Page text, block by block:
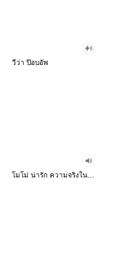
วีว่า ป๊อบอัพ
โมโม่ น่ารัก ความจริงในใจ แบบ บิ๊ก บิ๊ก